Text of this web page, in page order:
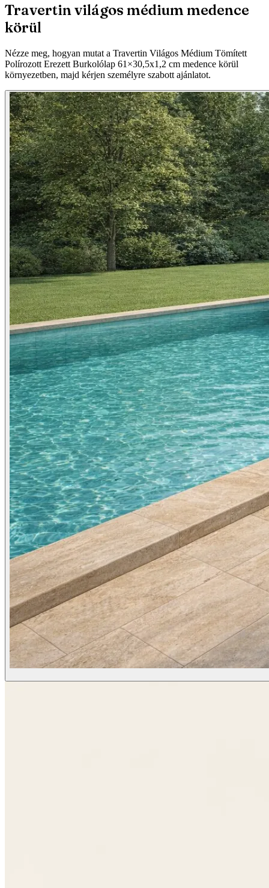
Travertin világos médium medence
körül
Nézze meg, hogyan mutat a Travertin Világos Médium Tömített
Polírozott Erezett Burkolólap 61×30,5x1,2 cm medence körül
környezetben, majd kérjen személyre szabott ajánlatot.